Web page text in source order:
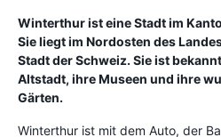
Winterthur ist eine Stadt im
Sie liegt im Nordosten des
Stadt der Schweiz. Sie ist
Altstadt, ihre Museen und ihre
Gärten.
Winterthur ist mit dem Auto, der